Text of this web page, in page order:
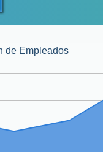
de Empleados